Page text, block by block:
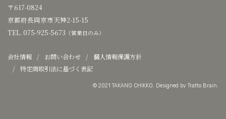
〒617-0824
京都府長岡京市天神2-15-15
TEL. 075-925-5673 （営業日のみ）
会社情報 お問い合わせ
個人情報保護方針
特定商取引法に基づく表記
© 2021 TAKANO CHIKKO. Designed by Tratto Brain.